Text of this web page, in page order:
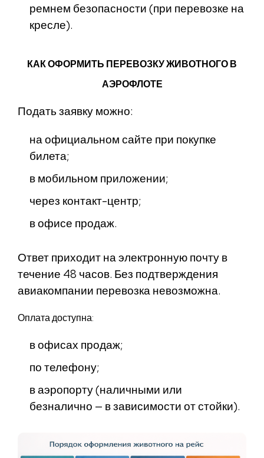
ремнем безопасности (при перевозке на
кресле).
КАК ОФОРМИТЬ ПЕРЕВОЗКУ ЖИВОТНОГО В
АЭРОФЛОТЕ
Подать заявку можно:
на официальном сайте при покупке
билета;
в мобильном приложении;
через контакт-центр;
в офисе продаж.
Ответ приходит на электронную почту в
течение 48 часов. Без подтверждения
авиакомпании перевозка невозможна.
Оплата доступна:
в офисах продаж;
по телефону;
в аэропорту (наличными или
безналично — в зависимости от стойки).